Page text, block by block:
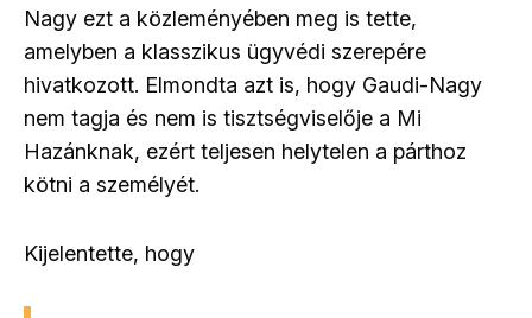
Nagy ezt a közleményében meg is tette,
amelyben a klasszikus ügyvédi szerepére
hivatkozott. Elmondta azt is, hogy Gaudi-Nagy
nem tagja és nem is tisztségviselője a Mi
Hazánknak, ezért teljesen helytelen a párthoz
kötni a személyét.
Kijelentette, hogy